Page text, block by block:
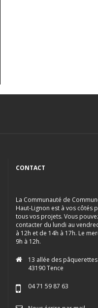
CONTACT
La Communauté de
Haut-Lignon est à vos côtés
tous vos projets. Vous
contacter du lundi au
à 12h et de 14h à 17h. Le
9h à 12h.
13 allée des pâquerettes
43190 Tence
04 71 59 87 63